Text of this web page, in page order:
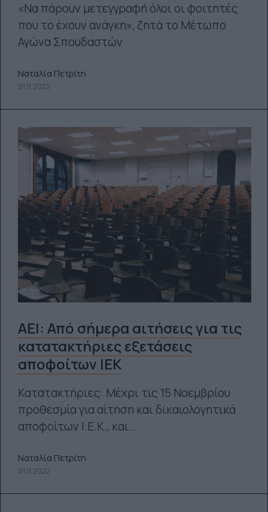
«Να πάρουν μετεγγραφή όλοι οι φοιτητές
που το έχουν ανάγκη», ζητά το Μέτωπο
Αγώνα Σπουδαστών
Ναταλία Πετρίτη
01.11.2022
ΑΕΙ: Από σήμερα αιτήσεις για τις
κατατακτήριες εξετάσεις
αποφοίτων ΙΕΚ
Κατατακτήριες: Μέχρι τις 15 Νοεμβρίου
προθεσμία για αίτηση και δικαιολογητικά
αποφοίτων Ι.Ε.Κ., και...
Ναταλία Πετρίτη
01.11.2022